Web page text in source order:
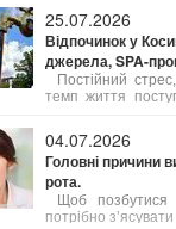
ледар» — це
решту 23 години
25.07.2026
Відпочинок у
джерела, SPA-
Постійний
темп життя
розслабитись, а
на Закарпатті —
де завдяки
wellness- і SPA-
можна повністю
04.07.2026
Головні причини
рота.
Щоб позбутися
потрібно